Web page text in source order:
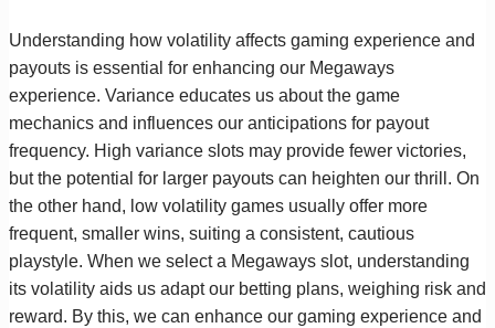
Understanding how volatility affects gaming experience and
payouts is essential for enhancing our Megaways
experience. Variance educates us about the game
mechanics and influences our anticipations for payout
frequency. High variance slots may provide fewer victories,
but the potential for larger payouts can heighten our thrill. On
the other hand, low volatility games usually offer more
frequent, smaller wins, suiting a consistent, cautious
playstyle. When we select a Megaways slot, understanding
its volatility aids us adapt our betting plans, weighing risk and
reward. By this, we can enhance our gaming experience and